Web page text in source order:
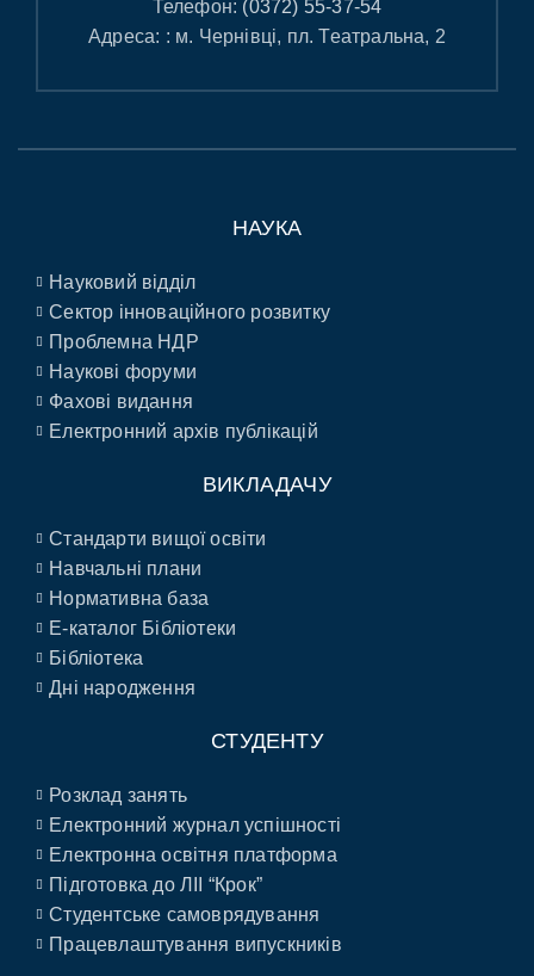
Телефон: (0372) 55-37-54
Адреса: : м. Чернівці, пл. Театральна, 2
НАУКА
Науковий відділ
Сектор інноваційного розвитку
Проблемна НДР
Наукові форуми
Фахові видання
Електронний архів публікацій
ВИКЛАДАЧУ
Стандарти вищої освіти
Навчальні плани
Нормативна база
E-каталог Бібліотеки
Бібліотека
Дні народження
СТУДЕНТУ
Розклад занять
Електронний журнал успішності
Електронна освітня платформа
Підготовка до ЛІІ “Крок”
Студентське самоврядування
Працевлаштування випускників